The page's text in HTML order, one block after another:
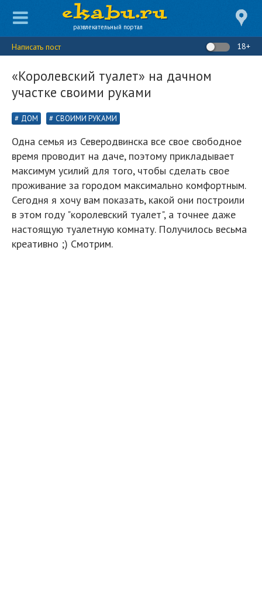
развлекательный портал
Написать пост 18+
«Королевский туалет» на дачном
участке своими руками
ДОМ СВОИМИ РУКАМИ
Одна семья из Северодвинска все свое свободное
время проводит на даче, поэтому прикладывает
максимум усилий для того, чтобы сделать свое
проживание за городом максимально комфортным.
Сегодня я хочу вам показать, какой они построили
в этом году "королевский туалет", а точнее даже
настоящую туалетную комнату. Получилось весьма
креативно ;) Смотрим.